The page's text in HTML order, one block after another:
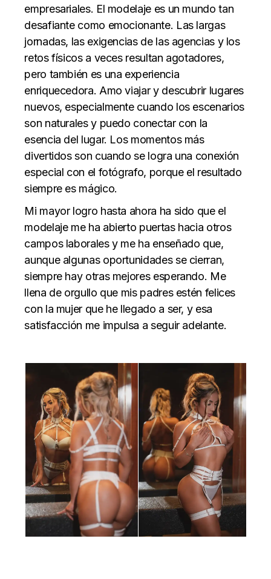
empresariales. El modelaje es un mundo tan
desafiante como emocionante. Las largas
jornadas, las exigencias de las agencias y los
retos físicos a veces resultan agotadores,
pero también es una experiencia
enriquecedora. Amo viajar y descubrir lugares
nuevos, especialmente cuando los escenarios
son naturales y puedo conectar con la
esencia del lugar. Los momentos más
divertidos son cuando se logra una conexión
especial con el fotógrafo, porque el resultado
siempre es mágico.
Mi mayor logro hasta ahora ha sido que el
modelaje me ha abierto puertas hacia otros
campos laborales y me ha enseñado que,
aunque algunas oportunidades se cierran,
siempre hay otras mejores esperando. Me
llena de orgullo que mis padres estén felices
con la mujer que he llegado a ser, y esa
satisfacción me impulsa a seguir adelante.